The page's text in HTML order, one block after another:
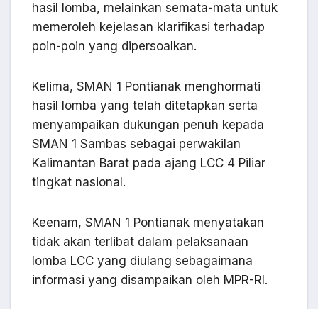
hasil lomba, melainkan semata-mata untuk
memeroleh kejelasan klarifikasi terhadap
poin-poin yang dipersoalkan.
Kelima, SMAN 1 Pontianak menghormati
hasil lomba yang telah ditetapkan serta
menyampaikan dukungan penuh kepada
SMAN 1 Sambas sebagai perwakilan
Kalimantan Barat pada ajang LCC 4 Piliar
tingkat nasional.
Keenam, SMAN 1 Pontianak menyatakan
tidak akan terlibat dalam pelaksanaan
lomba LCC yang diulang sebagaimana
informasi yang disampaikan oleh MPR-RI.